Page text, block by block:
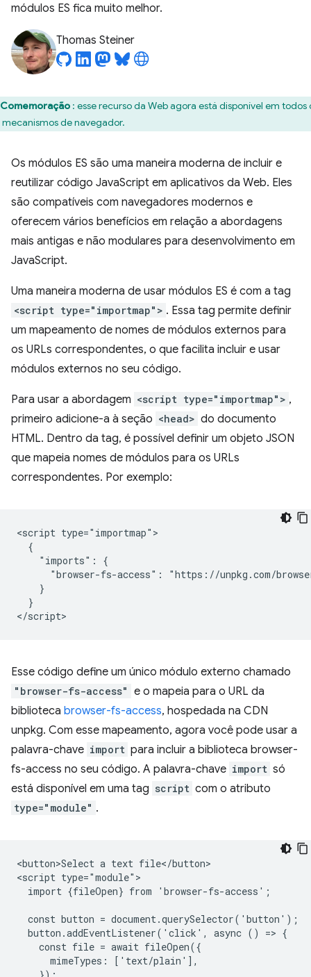
módulos ES fica muito melhor.
Thomas Steiner
Comemoração : esse recurso da Web agora está disponível em todos
mecanismos de navegador.
Os módulos ES são uma maneira moderna de incluir e
reutilizar código JavaScript em aplicativos da Web. Eles
são compatíveis com navegadores modernos e
oferecem vários benefícios em relação a abordagens
mais antigas e não modulares para desenvolvimento em
JavaScript.
Uma maneira moderna de usar módulos ES é com a tag
<script type="importmap"> . Essa tag permite definir
um mapeamento de nomes de módulos externos para
os URLs correspondentes, o que facilita incluir e usar
módulos externos no seu código.
Para usar a abordagem <script type="importmap"> ,
primeiro adicione-a à seção <head> do documento
HTML. Dentro da tag, é possível definir um objeto JSON
que mapeia nomes de módulos para os URLs
correspondentes. Por exemplo:
<script type="importmap">
  {
    "imports": {
"browser-fs-access": "https://unpkg.com/
    }
  }
Esse código define um único módulo externo chamado
"browser-fs-access" e o mapeia para o URL da
biblioteca browser-fs-access, hospedada na CDN
unpkg. Com esse mapeamento, agora você pode usar a
palavra-chave import para incluir a biblioteca browser-
fs-access no seu código. A palavra-chave import só
está disponível em uma tag script com o atributo
type="module" .
<button>Select a text file</button>
<script type="module">
  import {fileOpen} from 'browser-fs-access';
  const button = document.querySelector('button');
  button.addEventListener('click', async () => {
    const file = await fileOpen({
      mimeTypes: ['text/plain'],